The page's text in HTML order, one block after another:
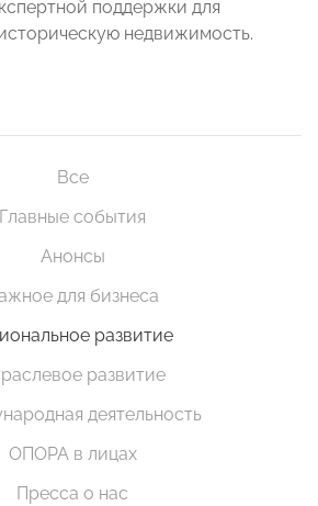
поддержки для
недвижимость.
Все
Главные события
Анонсы
для бизнеса
развитие
развитие
деятельность
ОПОРА в лицах
Пресса о нас